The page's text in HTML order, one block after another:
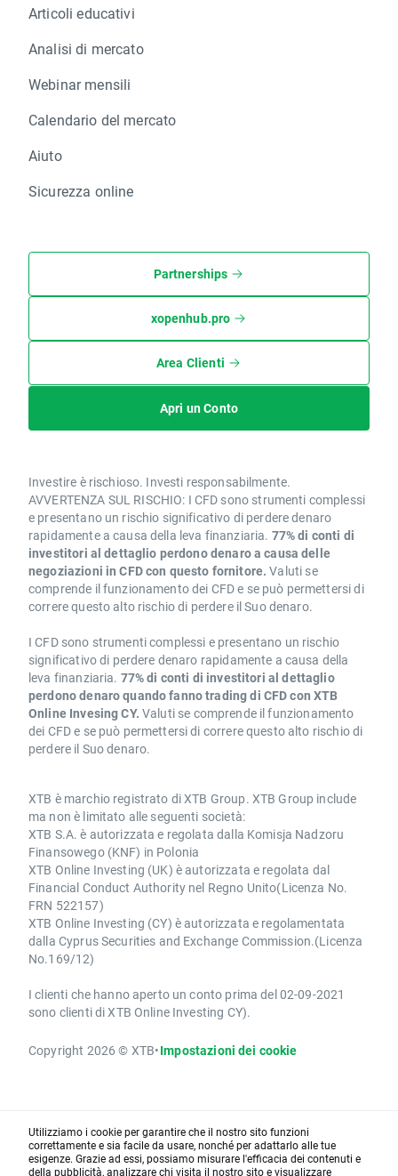
Articoli educativi
Analisi di mercato
Webinar mensili
Calendario del mercato
Aiuto
Sicurezza online
Partnerships
xopenhub.pro
Area Clienti
Apri un Conto
Investire è rischioso. Investi responsabilmente.
AVVERTENZA SUL RISCHIO: I CFD sono strumenti complessi
e presentano un rischio significativo di perdere denaro
rapidamente a causa della leva finanziaria. 77% di conti di
investitori al dettaglio perdono denaro a causa delle
negoziazioni in CFD con questo fornitore. Valuti se
comprende il funzionamento dei CFD e se può permettersi di
correre questo alto rischio di perdere il Suo denaro.
I CFD sono strumenti complessi e presentano un rischio
significativo di perdere denaro rapidamente a causa della
leva finanziaria. 77% di conti di investitori al dettaglio
perdono denaro quando fanno trading di CFD con XTB
Online Invesing CY. Valuti se comprende il funzionamento
dei CFD e se può permettersi di correre questo alto rischio di
perdere il Suo denaro.
XTB è marchio registrato di XTB Group. XTB Group include
ma non è limitato alle seguenti società:
XTB S.A. è autorizzata e regolata dalla Komisja Nadzoru
Finansowego (KNF) in Polonia
XTB Online Investing (UK) è autorizzata e regolata dal
Financial Conduct Authority nel Regno Unito(Licenza No.
FRN 522157)
XTB Online Investing (CY) è autorizzata e regolamentata
dalla Cyprus Securities and Exchange Commission.(Licenza
No.169/12)
I clienti che hanno aperto un conto prima del 02-09-2021
sono clienti di XTB Online Investing CY).
Copyright 2026 © XTB•Impostazioni dei cookie
Utilizziamo i cookie per garantire che il nostro sito funzioni
correttamente e sia facile da usare, nonché per adattarlo alle tue
esigenze. Grazie ad essi, possiamo misurare l'efficacia dei contenuti e
della pubblicità, analizzare chi visita il nostro sito e visualizzare